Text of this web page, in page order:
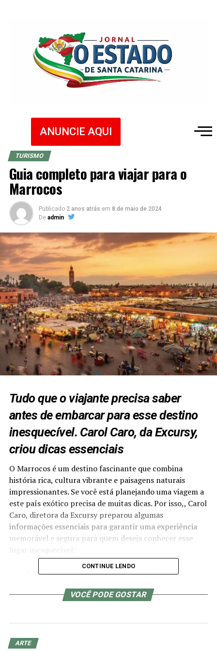
ANUNCIE AQUI
TURISMO
Guia completo para viajar para o
Marrocos
Publicado 2 anos atrás em 8 de maio de 2024
De admin
Tudo que o viajante precisa saber
antes de embarcar para esse destino
inesquecível. Carol Caro, da Excursy,
criou dicas essenciais
O Marrocos é um destino fascinante que combina
história rica, cultura vibrante e paisagens naturais
impressionantes. Se você está planejando uma viagem a
este país exótico precisa de muitas dicas. Por isso,, Carol
Caro, diretora da Excursy preparou algumas
informações essenciais para garantir uma experiência
memorável e segura para quem deseja conhecer esse
Quando Visitar
A melhor época para visitar o Marrocos é durante a
primavera (março a maio) e o outono (setembro a
deserto, e o inverno pode ser frio, especialmente à noite​
CONTINUE LENDO
VOCÊ PODE GOSTAR
ARTE